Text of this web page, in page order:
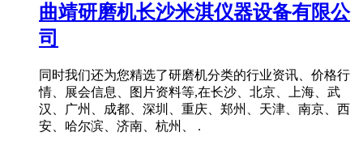
曲靖研磨机长沙米淇仪器设备有限公
司
同时我们还为您精选了研磨机分类的行业资讯、价格行
情、展会信息、图片资料等,在长沙、北京、上海、武
汉、广州、成都、深圳、重庆、郑州、天津、南京、西
安、哈尔滨、济南、杭州、 .